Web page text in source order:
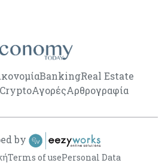
BankingReal Estate
CryptoΑγορέςΑρθρογραφία
Terms of usePersonal Data
by